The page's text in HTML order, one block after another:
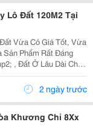
Lô Đất 120M2 Tại
Vừa Có Giá Tốt, Vừa
Sản Phẩm Rất Đáng
Kết Nối Nhanh...2 ngày trước
Khương Chỉ 8Xx